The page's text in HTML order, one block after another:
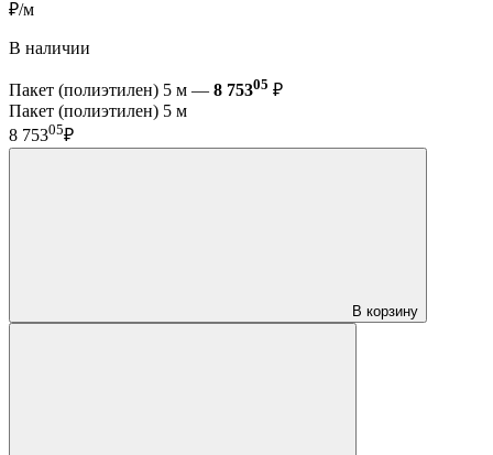
₽/м
В наличии
Пакет (полиэтилен) 5 м — 8 75305 ₽
Пакет (полиэтилен) 5 м
8 75305₽
В корзину